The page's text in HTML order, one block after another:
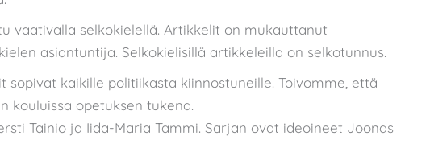
vaativalla selkokielellä. Artikkelit on mukauttanut
asiantuntija. Selkokielisillä artikkeleilla on selkotunnus.
sopivat kaikille politiikasta kiinnostuneille. Toivomme, että
kouluissa opetuksen tukena.
Tainio ja Iida-Maria Tammi. Sarjan ovat ideoineet Joonas